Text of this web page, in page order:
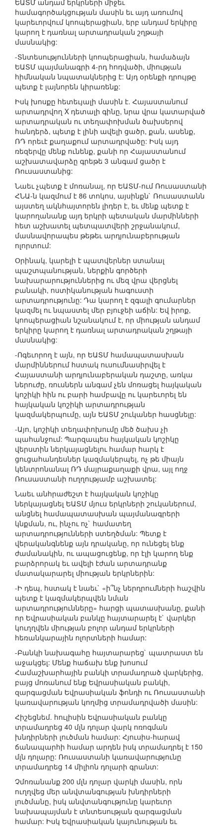
ԵԱՏՄ անդամ երկրների միջեւ
համագործակցության մասին եւ այդ առումով
կարեւորվում կոոպերացիան, երբ անդամ երկիրը
կարող է դառնալ արտադրական շղթայի
մասնակից:
-Տնտեսությունների կոոպերացիան, համաձայն
ԵԱՏՄ պայմանագրի 4-րդ հոդվածի, միության
հիմնական նպատակներից է: Այդ օրենքի դրույթը
պետք է լայնորեն կիրառենք:
Իսկ խոսքը հետեւյալի մասին է. Հայաստանում
արտադրվող X դետալի գինը, նրա վրա կատարված
արտադրական ու տեղափոխման ծախսերով
հանդերձ, պետք է լինի ավելի ցածր, քան, ասենք,
ՌԴ որեւէ քաղաքում արտադրվածը: Իսկ այդ
ռեզերվը մենք ունենք, քանի որ Հայաստանում
աշխատավարձը գրեթե 3 անգամ ցածր է
Ռուսաստանից:
Նաեւ չպետք է մոռանալ, որ ԵԱՏՄ-ում Ռուսաստանի
ՀՆԱ-ն կազմում է 86 տոկոս, այսինքն` Ռուսաստանն
այստեղ ակնհայտորեն լիդեր է, եւ մենք պետք է
կարողանանք այդ երկրի պետական մարմինների
հետ աշխատել պետպատվերի շրջանակում,
մասնավորապես թեթեւ արդյունաբերության
ոլորտում:
Օրինակ, կարելի է պատվերներ ստանալ
պաշտպանության, ներքին գործերի
նախարարություններից ու մեզ վրա վերցնել
բանակի, ոստիկանության հագուստի
արտադրությունը: Դա կարող է զգալի գումարներ
կազմել ու նպաստել մեր բյուջեի աճին: Եվ իրոք,
կոոպերացիան նշանակում է, որ միության անդամ
երկիրը կարող է դառնալ արտադրական շղթայի
մասնակից:
-Ոգեւորող է այն, որ ԵԱՏՄ համապատասխան
մարմիններում հստակ ուսումնասիրվել է
Հայաստանի արդյունաբերական դաշտը, առկա
ներուժը, ռուսներն անգամ չեն մոռացել հայկական
կոշիկի հին ու բարի համբավը ու կարեւորել են
հայկական կոշիկի արտադրության
կազմակերպումը, այն ԵԱՏՄ շուկաներ հասցնելը:
-Այո, կոշիկի տեղափոխումը մեծ ծախս չի
պահանջում: Պարզապես հայկական կոշիկը
վերստին ներկայացնելու համար հարկ է
ցուցահանդեսներ կազմակերպել, ոչ թե միայն
կենտրոնանալ ՌԴ մայրաքաղաքի վրա, այլ ողջ
Ռուսաստանի ուղղությամբ աշխատել:
Նաեւ անհրաժեշտ է հայկական կոշիկը
ներկայացնել ԵԱՏՄ մյուս երկրների շուկաներում,
անցնել համապատասխան պայմանագրերի
կնքման, ու, ինչու ոչ` համատեղ
արտադրությունների ստեղծման: Պետք է
վերականգնենք այն դրականը, որ ունեցել ենք
ժամանակին, ու ապացուցենք, որ էլի կարող ենք
բարձրորակ եւ ավելի էժան արտադրանք
մատակարարել միության երկրներին:
-Ի դեպ, հստակ է նաեւ` «ի՞նչ ներդրումների հաշվին
պետք է կազմակերպվեն նման
արտադրությունները» հարցի պատասխանը, քանի
որ Եվրասիական բանկը հայտարարել է` վարկեր
կուղղվեն միության բոլոր անդամ երկրների
հեռանկարային ոլորտների համար:
-Բանկի նախագահը հայտարարեց` պատրաստ են
աջակցել: Մենք հաճախ ենք խոսում
Համաշխարհային բանկի տրամադրած վարկերից,
բայց մոռանում ենք Եվրասիական բանկի,
զարգացման Եվրասիական ֆոնդի ու Ռուսաստանի
կառավարության կողմից տրամադրվածի մասին:
Հիշեցնեմ. հուլիսին Եվրասիական բանկը
տրամադրեց 40 մլն դոլար վարկ ոռոգման
խնդիրների լուծման համար: Հյուսիս-հարավ
ճանապարհի համար արդեն իսկ տրամադրել է 150
մլն դոլարը: Ռուսաստանի կառավարությունը
տրամադրեց 14 միլիոն դոլարի գրանտ:
Չմոռանանք 200 մլն դոլար վարկի մասին, որն
ուղղվեց մեր անվտանգության խնդիրների
լուծմանը, իսկ անվտանգությունը կարեւոր
նախապայման է տնտեսության զարգացման
համար: Իսկ Եվրասիական կայունության եւ